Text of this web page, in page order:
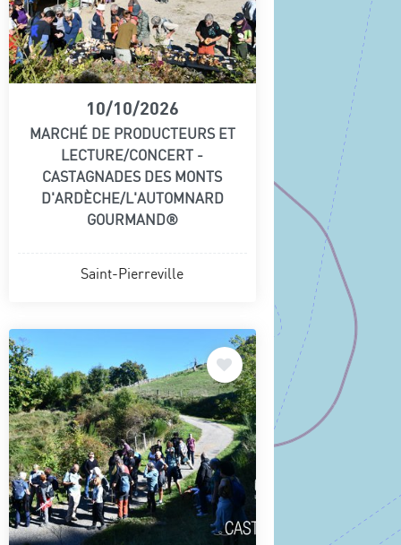
10/10/2026
MARCHÉ DE PRODUCTEURS ET
LECTURE/CONCERT -
CASTAGNADES DES MONTS
D'ARDÈCHE/L'AUTOMNARD
GOURMAND®
Saint-Pierreville